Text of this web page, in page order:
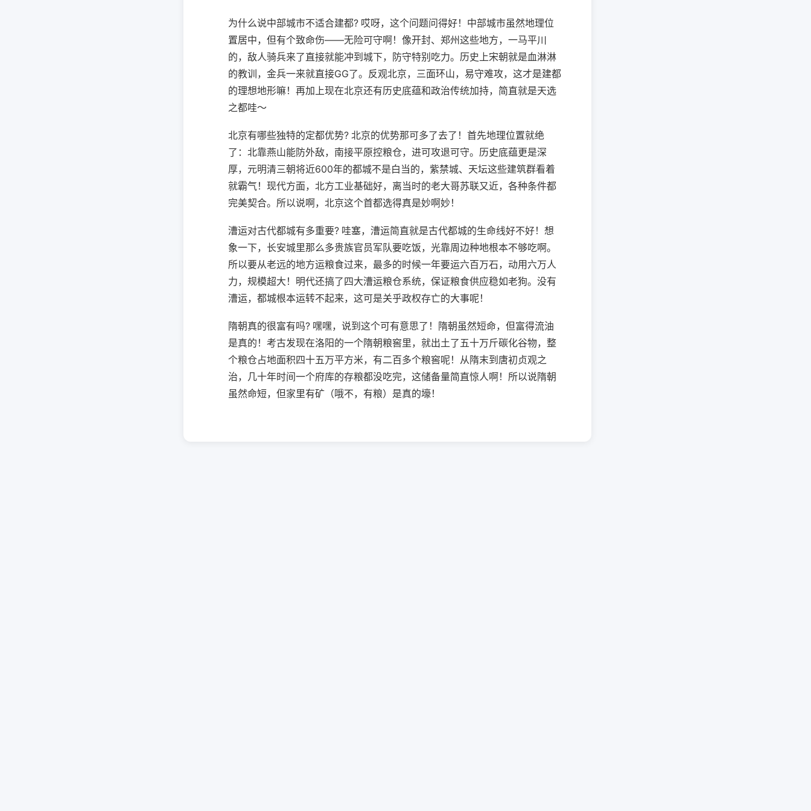
为什么说中部城市不适合建都? 哎呀，这个问题问得好！中部城市虽然地理位
置居中，但有个致命伤——无险可守啊！像开封、郑州这些地方，一马平川
的，敌人骑兵来了直接就能冲到城下，防守特别吃力。历史上宋朝就是血淋淋
的教训，金兵一来就直接GG了。反观北京，三面环山，易守难攻，这才是建都
的理想地形嘛！再加上现在北京还有历史底蕴和政治传统加持，简直就是天选
之都哇～
北京有哪些独特的定都优势? 北京的优势那可多了去了！首先地理位置就绝
了：北靠燕山能防外敌，南接平原控粮仓，进可攻退可守。历史底蕴更是深
厚，元明清三朝将近600年的都城不是白当的，紫禁城、天坛这些建筑群看着
就霸气！现代方面，北方工业基础好，离当时的老大哥苏联又近，各种条件都
完美契合。所以说啊，北京这个首都选得真是妙啊妙！
漕运对古代都城有多重要? 哇塞，漕运简直就是古代都城的生命线好不好！想
象一下，长安城里那么多贵族官员军队要吃饭，光靠周边种地根本不够吃啊。
所以要从老远的地方运粮食过来，最多的时候一年要运六百万石，动用六万人
力，规模超大！明代还搞了四大漕运粮仓系统，保证粮食供应稳如老狗。没有
漕运，都城根本运转不起来，这可是关乎政权存亡的大事呢！
隋朝真的很富有吗? 嘿嘿，说到这个可有意思了！隋朝虽然短命，但富得流油
是真的！考古发现在洛阳的一个隋朝粮窖里，就出土了五十万斤碳化谷物，整
个粮仓占地面积四十五万平方米，有二百多个粮窖呢！从隋末到唐初贞观之
治，几十年时间一个府库的存粮都没吃完，这储备量简直惊人啊！所以说隋朝
虽然命短，但家里有矿（哦不，有粮）是真的壕！